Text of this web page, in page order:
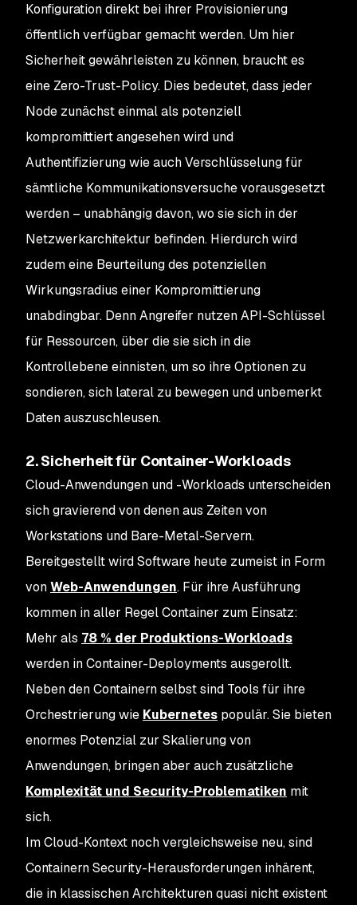
Konfiguration direkt bei ihrer Provisionierung
öffentlich verfügbar gemacht werden. Um hier
Sicherheit gewährleisten zu können, braucht es
eine Zero-Trust-Policy. Dies bedeutet, dass jeder
Node zunächst einmal als potenziell
kompromittiert angesehen wird und
Authentifizierung wie auch Verschlüsselung für
sämtliche Kommunikationsversuche vorausgesetzt
werden – unabhängig davon, wo sie sich in der
Netzwerkarchitektur befinden. Hierdurch wird
zudem eine Beurteilung des potenziellen
Wirkungsradius einer Kompromittierung
unabdingbar. Denn Angreifer nutzen API-Schlüssel
für Ressourcen, über die sie sich in die
Kontrollebene einnisten, um so ihre Optionen zu
sondieren, sich lateral zu bewegen und unbemerkt
Daten auszuschleusen.
2. Sicherheit für Container-Workloads
Cloud-Anwendungen und -Workloads unterscheiden
sich gravierend von denen aus Zeiten von
Workstations und Bare-Metal-Servern.
Bereitgestellt wird Software heute zumeist in Form
vonWeb-Anwendungen. Für ihre Ausführung
kommen in aller Regel Container zum Einsatz:
Mehr als 78 % der Produktions-Workloads
werden in Container-Deployments ausgerollt.
Neben den Containern selbst sind Tools für ihre
Orchestrierung wie Kubernetes populär. Sie bieten
enormes Potenzial zur Skalierung von
Anwendungen, bringen aber auch zusätzliche
Komplexität und Security-Problematiken mit
sich.
Im Cloud-Kontext noch vergleichsweise neu, sind
Containern Security-Herausforderungen inhärent,
die in klassischen Architekturen quasi nicht existent